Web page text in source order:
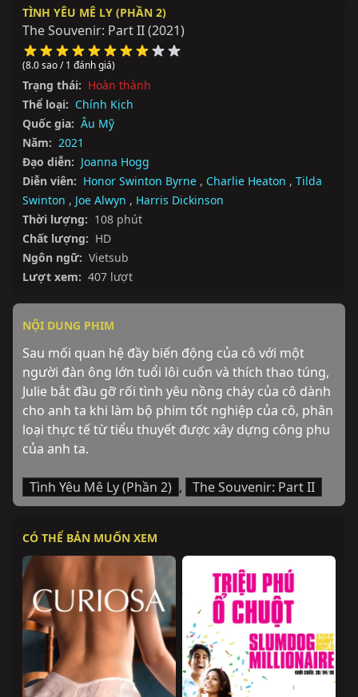
TÌNH YÊU MÊ LY (PHẦN 2)
The Souvenir: Part II(2021)
(8.0 sao / 1 đánh giá)
Trạng thái: Hoàn thành
Thể loại: Chính Kịch
Quốc gia: Âu Mỹ
Năm: 2021
Đạo diễn: Joanna Hogg
Diễn viên: Honor Swinton Byrne , Charlie Heaton , Tilda
Swinton , Joe Alwyn , Harris Dickinson
Thời lượng: 108 phút
Chất lượng: HD
Ngôn ngữ: Vietsub
Lượt xem: 407 lượt
NỘI DUNG PHIM
Sau mối quan hệ đầy biến động của cô với một
người đàn ông lớn tuổi lôi cuốn và thích thao túng,
Julie bắt đầu gỡ rối tình yêu nồng cháy của cô dành
cho anh ta khi làm bộ phim tốt nghiệp của cô, phân
loại thực tế từ tiểu thuyết được xây dựng công phu
của anh ta.
Tình Yêu Mê Ly (Phần 2) , The Souvenir: Part II
CÓ THỂ BẢN MUỐN XEM